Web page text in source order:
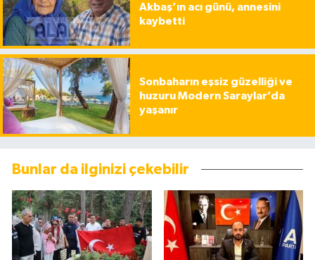
Akbaş’ın acı günü, annesini
kaybetti
Sonbaharın eşsiz güzelliği ve
huzuru Modern Saraylar’da
yaşanır
Bunlar da ilginizi çekebilir